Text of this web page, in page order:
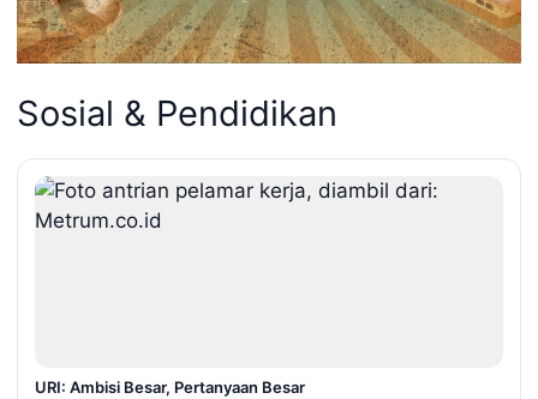
Sosial & Pendidikan
URI: Ambisi Besar, Pertanyaan Besar